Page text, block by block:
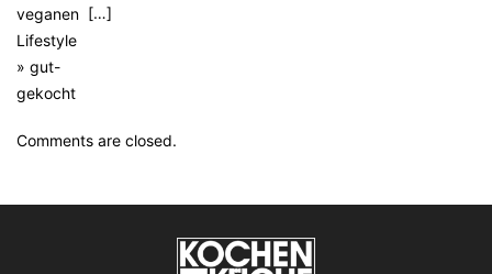
[…]
Comments are closed.